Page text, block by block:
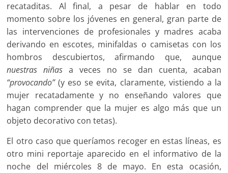
recataditas. Al final, a pesar de hablar en todo
momento sobre los jóvenes en general, gran parte de
las intervenciones de profesionales y madres acaba
derivando en escotes, minifaldas o camisetas con los
hombros descubiertos, afirmando que, aunque
nuestras niñas a veces no se dan cuenta, acaban
“provocando”(y eso se evita, claramente, vistiendo a la
mujer recatadamente y no enseñando valores que
hagan comprender que la mujer es algo más que un
objeto decorativo con tetas).
El otro caso que queríamos recoger en estas líneas, es
otro mini reportaje aparecido en el informativo de la
noche del miércoles 8 de mayo. En esta ocasión,